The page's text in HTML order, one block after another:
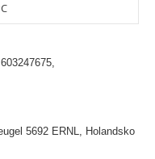
5692 ERNL, Holandsko